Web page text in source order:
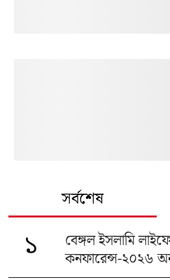
সর্বশেষ
১
বেঙ্গল ইসলামি
কনফারেন্স-২০২৬